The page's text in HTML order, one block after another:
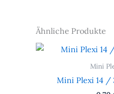
Ähnliche Produkte
Mini
Mini Plexi 14 /